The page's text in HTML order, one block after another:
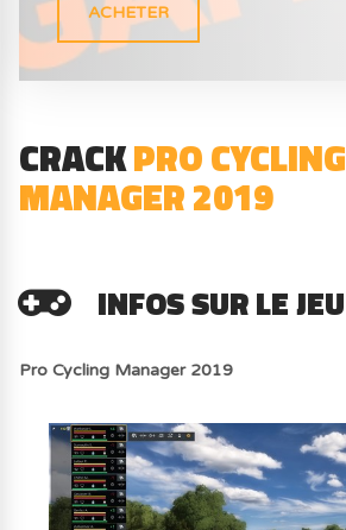
ACHETER
CRACKPRO CYCLING
MANAGER 2019
INFOS SUR LE JEU
Pro Cycling Manager 2019